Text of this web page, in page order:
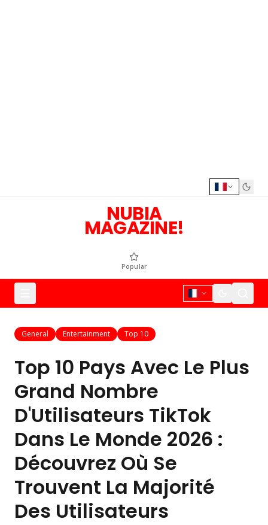
NUBIA
MAGAZINE!
Popular
General Entertainment Top 10
Top 10 Pays Avec Le Plus
Grand Nombre
D'Utilisateurs TikTok
Dans Le Monde 2026 :
Découvrez Où Se
Trouvent La Majorité
Des Utilisateurs